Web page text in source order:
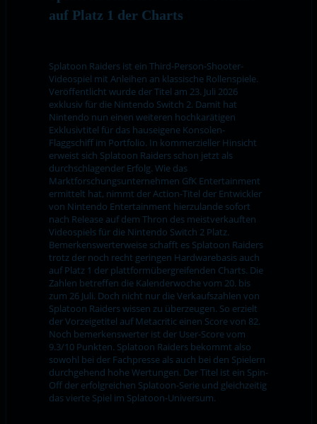
auf Platz 1 der Charts
Splatoon Raiders ist ein Third-Person-Shooter-
Videospiel mit Anleihen an klassische Rollenspiele.
Veröffentlicht wurde der Titel am 23. Juli 2026
exklusiv für die Nintendo Switch 2. Damit hat
Nintendo nun einen weiteren hochkarätigen
Exklusivtitel für das hauseigene Konsolen-
Flaggschiff im Portfolio. In kommerzieller Hinsicht
erweist sich Splatoon Raiders schon jetzt als
durchschlagender Erfolg. Wie das
Marktforschungsunternehmen GfK Entertainment
ermittelt hat, nimmt der Action-Titel der Entwickler
von Nintendo Entertainment hierzulande sofort
nach Release auf dem Thron des meistverkauften
Videospiels für die Nintendo Switch 2 Platz.
Bemerkenswerterweise schafft es Splatoon Raiders
trotz der noch recht geringen Hardwarebasis auch
auf Platz 1 der plattformübergreifenden Charts. Die
Zahlen betreffen die Kalenderwoche vom 20. bis
zum 26 Juli. Doch nicht nur die Verkaufszahlen von
Splatoon Raiders wissen zu überzeugen. So erzielt
der Vorzeigetitel auf Metacritic einen Score von 82.
Noch bemerkenswerter ist der User-Score vom
9.3/10 Punkten. Splatoon Raiders bekommt also
sowohl bei der Fachpresse als auch bei den Spielern
durchgehend hohe Wertungen. Der Titel ist ein Spin-
Off der erfolgreichen Splatoon-Serie und gleichzeitig
das vierte Spiel im Splatoon-Universum.